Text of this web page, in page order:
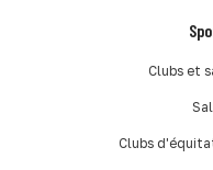
Clubs et
Clubs